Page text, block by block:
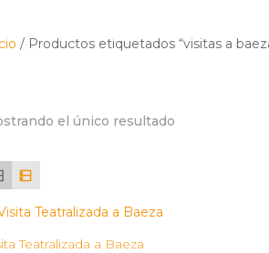
/ Productos etiquetados “visitas a
el único resultado
Teatralizada a Baeza